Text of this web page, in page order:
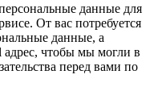
данные для
От вас потребуется
данные, а
чтобы мы могли в
перед вами по